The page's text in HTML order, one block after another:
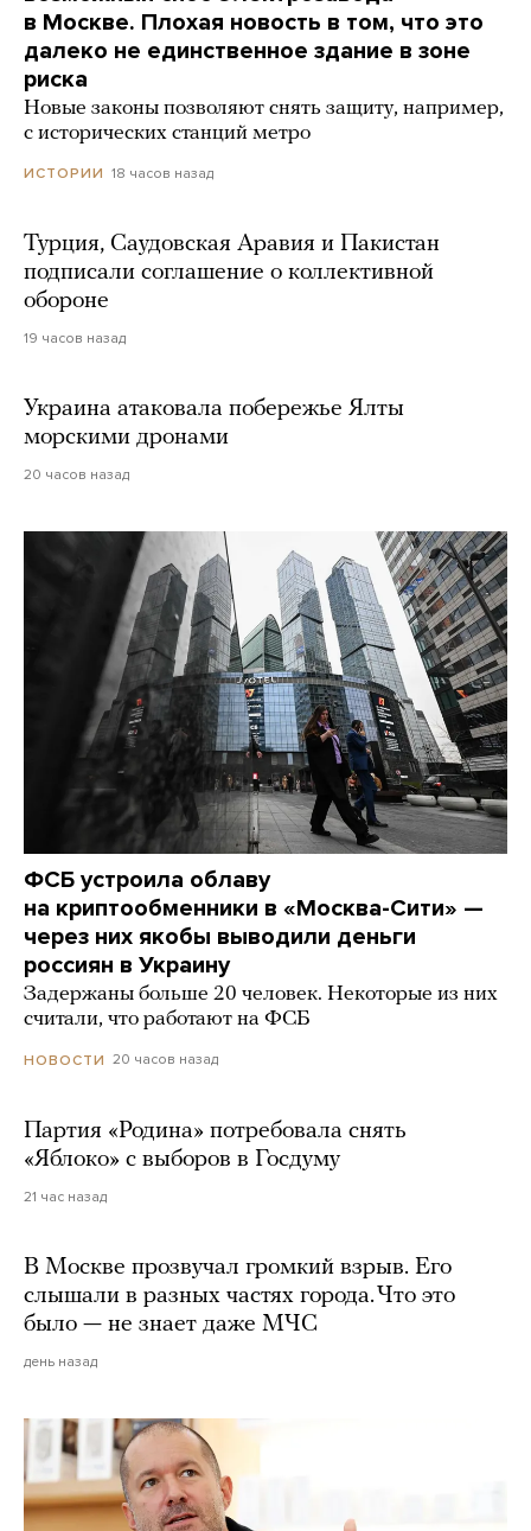
в Москве. Плохая новость в том, что это
далеко не единственное здание в зоне
риска
Новые законы позволяют снять защиту, например,
с исторических станций метро
ИСТОРИИ 18 часов назад
Турция, Саудовская Аравия и Пакистан
подписали соглашение о коллективной
обороне
19 часов назад
Украина атаковала побережье Ялты
морскими дронами
20 часов назад
ФСБ устроила облаву
на криптообменники в «Москва-Сити» —
через них якобы выводили деньги
россиян в Украину
Задержаны больше 20 человек. Некоторые из них
считали, что работают на ФСБ
НОВОСТИ 20 часов назад
Партия «Родина» потребовала снять
«Яблоко» с выборов в Госдуму
21 час назад
В Москве прозвучал громкий взрыв. Его
слышали в разных частях города. Что это
было — не знает даже МЧС
день назад